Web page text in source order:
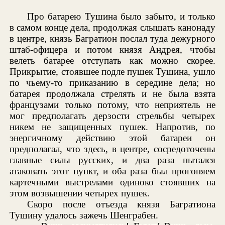
Про батарею Тушина было забыто, и только
в самом конце дела, продолжая слышать канонаду
в центре, князь Багратион послал туда дежурного
штаб-офицера и потом князя Андрея, чтобы
велеть батарее отступать как можно скорее.
Прикрытие, стоявшее подле пушек Тушина, ушло
по чьему-то приказанию в середине дела; но
батарея продолжала стрелять и не была взята
французами только потому, что неприятель не
мог предполагать дерзости стрельбы четырех
никем не защищенных пушек. Напротив, по
энергичному действию этой батареи он
предполагал, что здесь, в центре, сосредоточены
главные силы русских, и два раза пытался
атаковать этот пункт, и оба раза был прогоняем
картечными выстрелами одиноко стоявших на
этом возвышении четырех пушек.
Скоро после отъезда князя Багратиона
Тушину удалось зажечь Шенграбен.